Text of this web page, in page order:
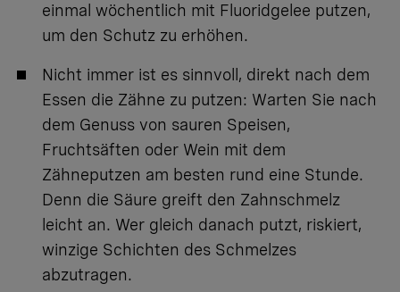
einmal wöchentlich mit Fluoridgelee putzen,
um den Schutz zu erhöhen.
Nicht immer ist es sinnvoll, direkt nach dem
Essen die Zähne zu putzen: Warten Sie nach
dem Genuss von sauren Speisen,
Fruchtsäften oder Wein mit dem
Zähneputzen am besten rund eine Stunde.
Denn die Säure greift den Zahnschmelz
leicht an. Wer gleich danach putzt, riskiert,
winzige Schichten des Schmelzes
abzutragen.